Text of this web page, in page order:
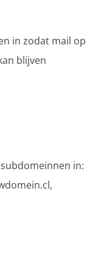
in zodat mail op
blijven
in: